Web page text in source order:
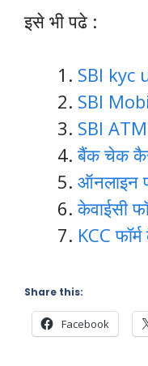
इसे भी पढे :
SBI kyc
SBI
SBI
बैंक चेक
ऑनलाइन
केवाईसी
KCC
Share this:
Facebook